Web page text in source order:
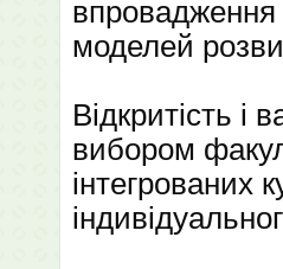
впровадження
моделей
Відкритість і
вибором
інтегрованих